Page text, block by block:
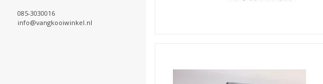
085-3030016
info@vangkooiwinkel.nl
.
.